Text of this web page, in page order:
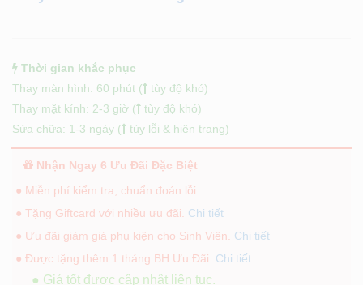
Thời gian khắc phục
Thay màn hình: 60 phút (
tùy độ khó)
Thay mặt kính: 2-3 giờ (
tùy độ khó)
Sửa chữa: 1-3 ngày (
tùy lỗi & hiện trạng)
Nhận Ngay 6 Ưu Đãi Đặc Biệt
● Miễn phí kiểm tra, chuẩn đoán lỗi.
● Tặng Giftcard với nhiều ưu đãi. Chi tiết
● Ưu đãi giảm giá phụ kiện cho Sinh Viên. Chi tiết
● Được tặng thêm 1 tháng BH Ưu Đãi. Chi tiết
● Giá tốt được cập nhật liên tục.